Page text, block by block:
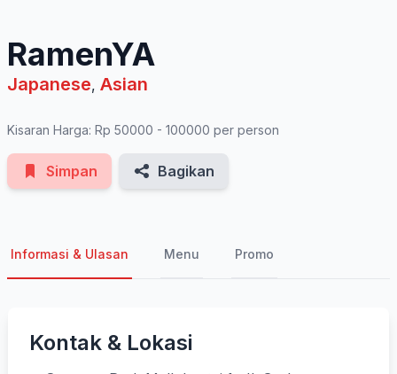
RamenYA
Japanese, Asian
Kisaran Harga: Rp 50000 - 100000 per person
Simpan Bagikan
Informasi & Ulasan Menu Promo
Kontak & Lokasi